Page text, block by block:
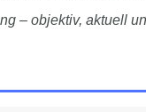
– objektiv, aktuell